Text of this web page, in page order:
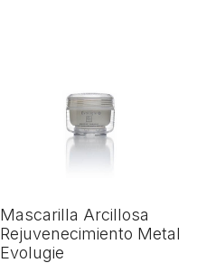
Mascarilla Arcillosa
Rejuvenecimiento Metal
Evolugie